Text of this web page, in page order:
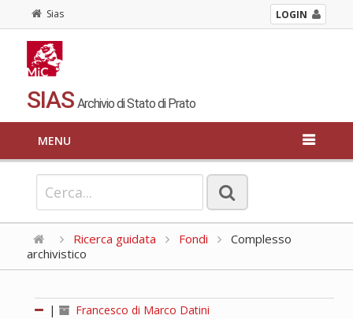
Sias LOGIN
SIAS Archivio di Stato di Prato
MENU
Ricerca guidata Fondi
Complesso
archivistico
| Francesco di Marco Datini